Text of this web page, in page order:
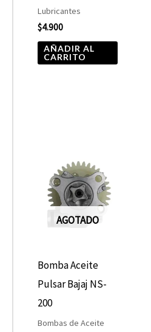
Lubricantes
$4.900
AÑADIR AL
CARRITO
AGOTADO
Bomba Aceite
Pulsar Bajaj NS-
200
Bombas de Aceite